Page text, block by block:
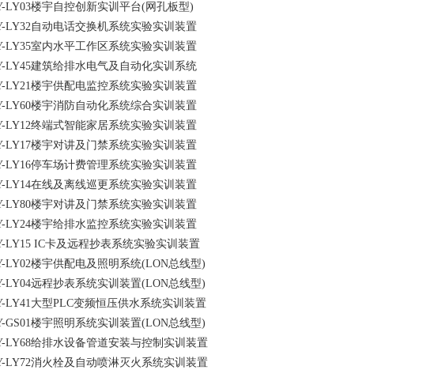
LY03楼宇自控创新实训平台(网孔板型)
LY32自动电话交换机系统实验实训装置
LY35室内水平工作区系统实验实训装置
LY45建筑给排水电气及自动化实训系统
LY21楼宇供配电监控系统实验实训装置
LY60楼宇消防自动化系统综合实训装置
LY12终端式智能家居系统实验实训装置
LY17楼宇对讲及门禁系统实验实训装置
LY16停车场计费管理系统实验实训装置
LY14在线及离线巡更系统实验实训装置
LY80楼宇对讲及门禁系统实验实训装置
LY24楼宇给排水监控系统实验实训装置
LY15 IC卡及远程抄表系统实验实训装置
LY02楼宇供配电及照明系统(LON总线型)
LY04远程抄表系统实训装置(LON总线型)
LY41大型PLC变频恒压供水系统实训装置
GS01楼宇照明系统实训装置(LON总线型)
LY68给排水设备管道安装与控制实训装置
LY72消火栓及自动喷淋灭火系统实训装置